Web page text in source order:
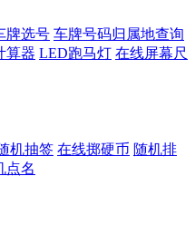
牌选号 车牌号码归属地查询
算器 LED跑马灯 在线屏幕尺
机抽签 在线掷硬币 随机排
点名